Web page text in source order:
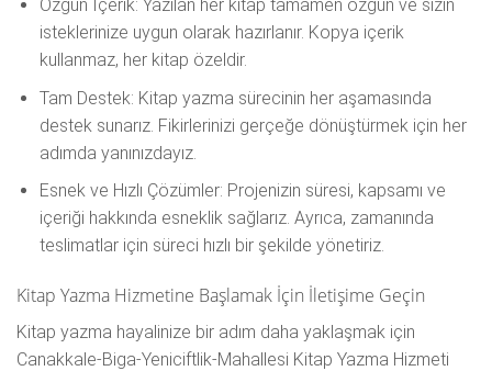
Özgün İçerik: Yazılan her kitap tamamen özgün ve sizin
isteklerinize uygun olarak hazırlanır. Kopya içerik
kullanmaz, her kitap özeldir.
Tam Destek: Kitap yazma sürecinin her aşamasında
destek sunarız. Fikirlerinizi gerçeğe dönüştürmek için her
adımda yanınızdayız.
Esnek ve Hızlı Çözümler: Projenizin süresi, kapsamı ve
içeriği hakkında esneklik sağlarız. Ayrıca, zamanında
teslimatlar için süreci hızlı bir şekilde yönetiriz.
Kitap Yazma Hizmetine Başlamak İçin İletişime Geçin
Kitap yazma hayalinize bir adım daha yaklaşmak için
Canakkale-Biga-Yeniciftlik-Mahallesi Kitap Yazma Hizmeti